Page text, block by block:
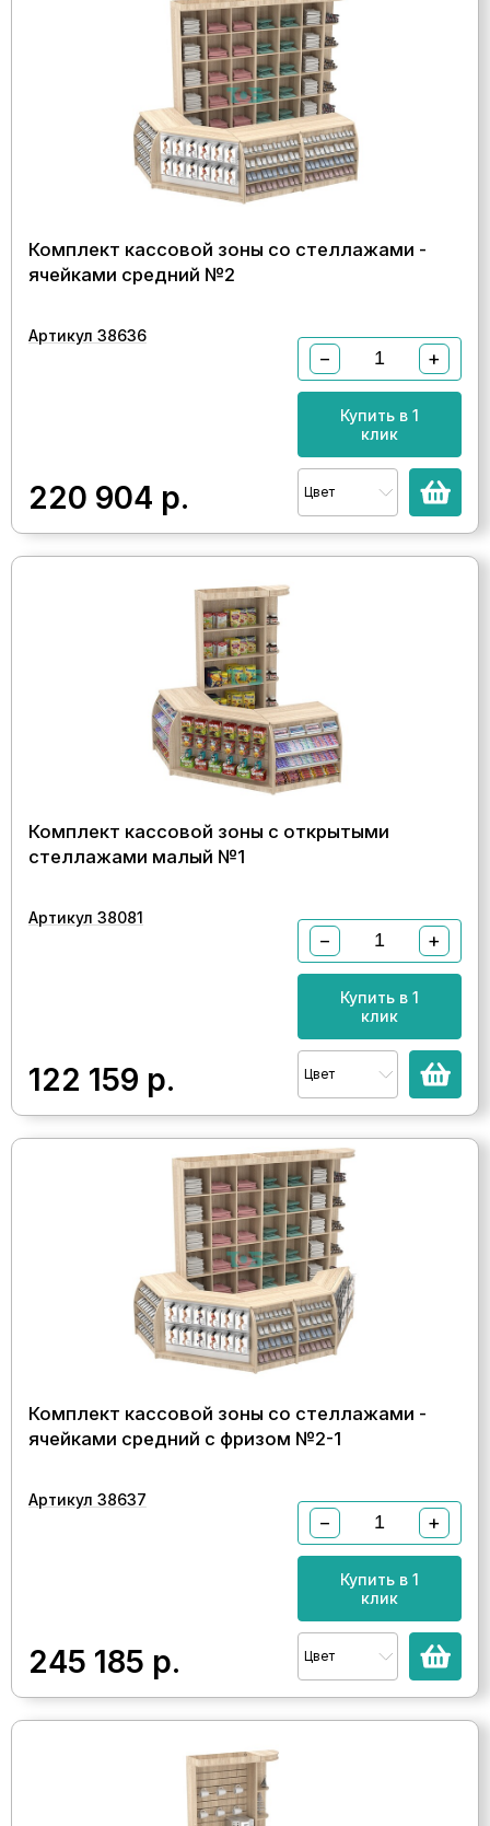
Комплект кассовой зоны со стеллажами -
ячейками средний №2
Артикул 38636
220 904 р.
− +
Купить в 1
клик
Цвет
Комплект кассовой зоны с открытыми
стеллажами малый №1
Артикул 38081
122 159 р.
− +
Купить в 1
клик
Цвет
Комплект кассовой зоны со стеллажами -
ячейками средний с фризом №2-1
Артикул 38637
245 185 р.
− +
Купить в 1
клик
Цвет